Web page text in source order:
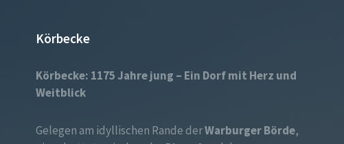
Körbecke
Körbecke: 1175 Jahre jung – Ein Dorf mit Herz und
Weitblick
Gelegen am idyllischen Rande derWarburger Börde,